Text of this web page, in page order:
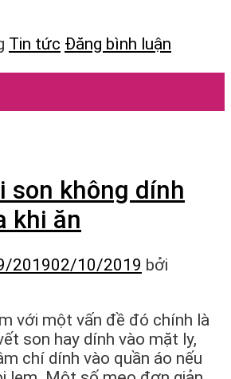
Tin tức Đăng bình luận
son không dính
khi ăn
201902/10/2019 bởi
với một vấn đề đó chính là
son hay dính vào mặt ly,
chí dính vào quần áo nếu